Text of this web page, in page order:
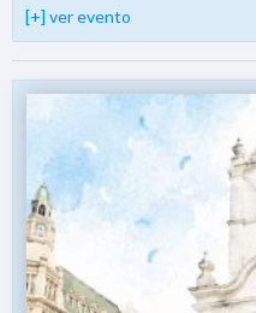
[+] ver evento